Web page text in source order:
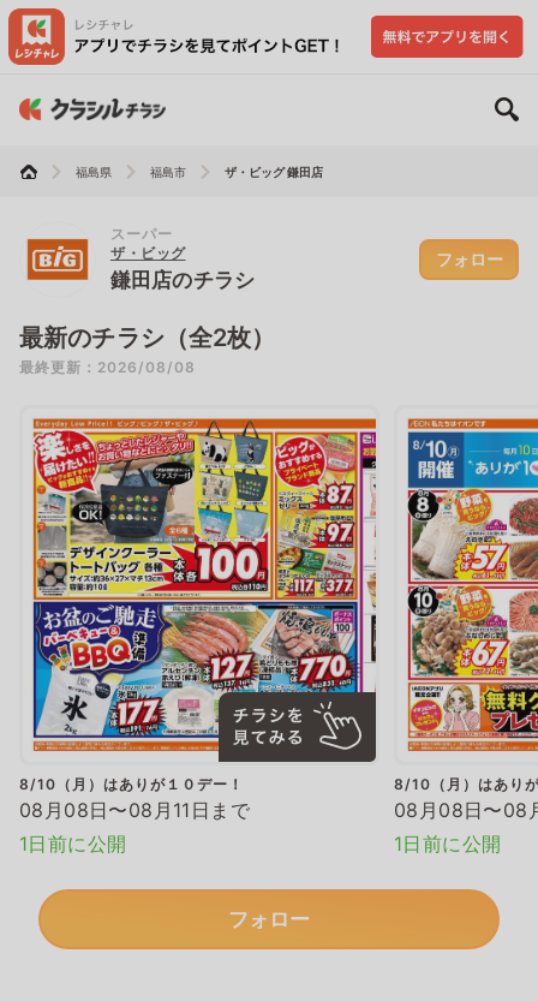
福島県 福島市 ザ・ビッグ 鎌田店
スーパー
ザ・ビッグ
鎌田店のチラシ
フォロー
最新のチラシ（全2枚）
最終更新：2026/08/08
8/10（月）はありが１０デー！
08月08日〜08月11日まで
1日前に公開
8/10（月）はあり
08月08日〜08
1日前に公開
フォロー